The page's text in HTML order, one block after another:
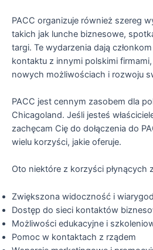
PACC organizuje również szereg
takich jak lunche biznesowe,
targi. Te wydarzenia dają
kontaktu z innymi polskimi
nowych możliwościach i rozwoju
PACC jest cennym zasobem dla
Chicagoland. Jeśli jesteś
zachęcam Cię do dołączenia do
wielu korzyści, jakie oferuje.
Oto niektóre z korzyści płynących
Zwiększona widoczność i
Dostęp do sieci kontaktów
Możliwości edukacyjne i
Pomoc w kontaktach z rządem